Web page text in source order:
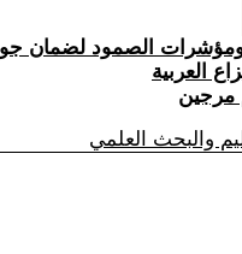
ومؤشرات الصمود لضمان
العربية
مرجين
والبحث العلمي